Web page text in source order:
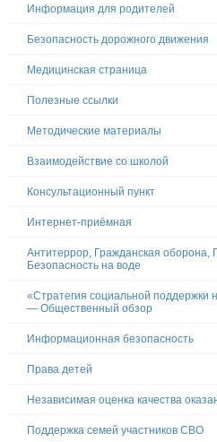
Информация для родителей
Безопасность дорожного движения
Медицинская страница
Полезные ссылки
Методические материалы
Взаимодействие со школой
Консультационный пункт
Интернет-приёмная
Антитеррор, Гражданская оборона,
Безопасность на воде
«Стратегия социальной поддержки
— Общественный обзор
Информационная безопасность
Права детей
Независимая оценка качества
Поддержка семей участников СВО